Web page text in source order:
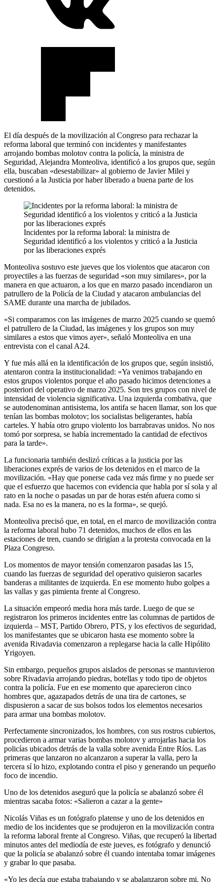
El día después de la movilización al Congreso para rechazar la
reforma laboral que terminó con incidentes y manifestantes
arrojando bombas molotov contra la policía, la ministra de
Seguridad, Alejandra Monteoliva, identificó a los grupos que, según
ella, buscaban «desestabilizar» al gobierno de Javier Milei y
cuestionó a la Justicia por haber liberado a buena parte de los
detenidos.
Incidentes por la reforma laboral: la ministra de
Seguridad identificó a los violentos y criticó a la Justicia
por las liberaciones exprés
Monteoliva sostuvo este jueves que los violentos que atacaron con
proyectiles a las fuerzas de seguridad «son muy similares», por la
manera en que actuaron, a los que en marzo pasado incendiaron un
patrullero de la Policía de la Ciudad y atacaron ambulancias del
SAME durante una marcha de jubilados.
«Si comparamos con las imágenes de marzo 2025 cuando se quemó
el patrullero de la Ciudad, las imágenes y los grupos son muy
similares a estos que vimos ayer», señaló Monteoliva en una
entrevista con el canal A24.
Y fue más allá en la identificación de los grupos que, según insistió,
atentaron contra la institucionalidad: «Ya venimos trabajando en
estos grupos violentos porque el año pasado hicimos detenciones a
posteriori del operativo de marzo 2025. Son tres grupos con nivel de
intensidad de violencia significativa. Una izquierda combativa, que
se autodenominan antisistema, los antifa se hacen llamar, son los que
tenían las bombas molotov; los socialistas beligerantes, había
carteles. Y había otro grupo violento los barrabravas unidos. No nos
tomó por sorpresa, se había incrementado la cantidad de efectivos
para la tarde».
La funcionaria también deslizó críticas a la justicia por las
liberaciones exprés de varios de los detenidos en el marco de la
movilización. «Hay que ponerse cada vez más firme y no puede ser
que el esfuerzo que hacemos con evidencia que habla por sí sola y al
rato en la noche o pasadas un par de horas estén afuera como si
nada. Esa no es la manera, no es la forma», se quejó.
Monteoliva precisó que, en total, en el marco de movilización contra
la reforma laboral hubo 71 detenidos, muchos de ellos en las
estaciones de tren, cuando se dirigían a la protesta convocada en la
Plaza Congreso.
Los momentos de mayor tensión comenzaron pasadas las 15,
cuando las fuerzas de seguridad del operativo quisieron sacarles
banderas a militantes de izquierda. En ese momento hubo golpes a
las vallas y gas pimienta frente al Congreso.
La situación empeoró media hora más tarde. Luego de que se
registraron los primeros incidentes entre las columnas de partidos de
izquierda – MST, Partido Obrero, PTS, y los efectivos de seguridad,
los manifestantes que se ubicaron hasta ese momento sobre la
avenida Rivadavia comenzaron a replegarse hacia la calle Hipólito
Yrigoyen.
Sin embargo, pequeños grupos aislados de personas se mantuvieron
sobre Rivadavia arrojando piedras, botellas y todo tipo de objetos
contra la policía. Fue en ese momento que aparecieron cinco
hombres que, agazapados detrás de una tira de cartones, se
dispusieron a sacar de sus bolsos todos los elementos necesarios
para armar una bombas molotov.
Perfectamente sincronizados, los hombres, con sus rostros cubiertos,
procedieron a armar varias bombas molotov y arrojarlas hacia los
policías ubicados detrás de la valla sobre avenida Entre Ríos. Las
primeras que lanzaron no alcanzaron a superar la valla, pero la
tercera sí lo hizo, explotando contra el piso y generando un pequeño
foco de incendio.
Uno de los detenidos aseguró que la policía se abalanzó sobre él
mientras sacaba fotos: «Salieron a cazar a la gente»
Nicolás Viñas es un fotógrafo platense y uno de los detenidos en
medio de los incidentes que se produjeron en la movilización contra
la reforma laboral frente al Congreso. Viñas, que recuperó la libertad
minutos antes del mediodía de este jueves, es fotógrafo y denunció
que la policía se abalanzó sobre él cuando intentaba tomar imágenes
y grabar lo que pasaba.
«Yo les decía que estaba trabajando y se abalanzaron sobre mi. No